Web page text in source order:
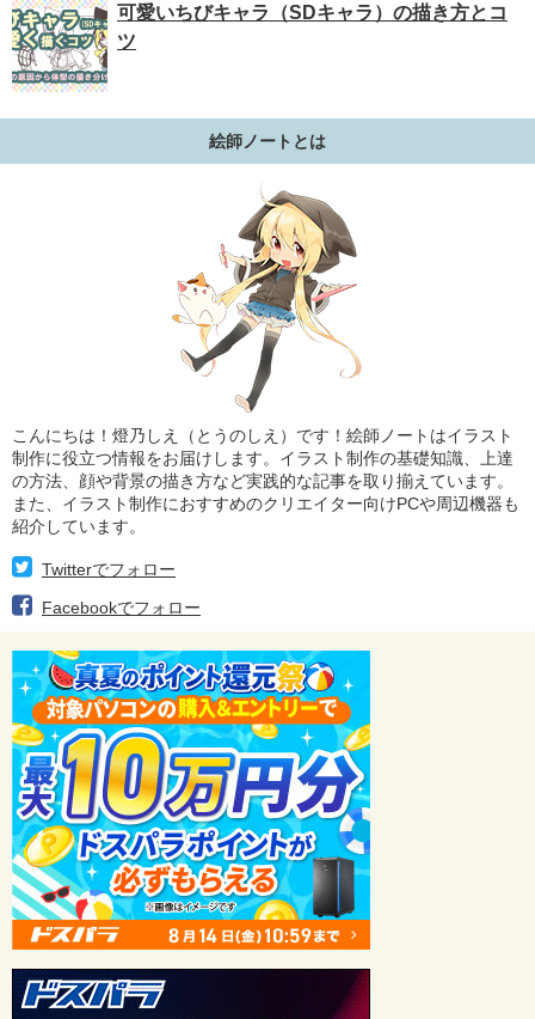
可愛いちびキャラ（SDキャラ）の描き方とコ
ツ
絵師ノートとは
こんにちは！燈乃しえ（とうのしえ）です！絵師ノートはイラスト
制作に役立つ情報をお届けします。イラスト制作の基礎知識、上達
の方法、顔や背景の描き方など実践的な記事を取り揃えています。
また、イラスト制作におすすめのクリエイター向けPCや周辺機器も
紹介しています。
Twitterでフォロー
Facebookでフォロー